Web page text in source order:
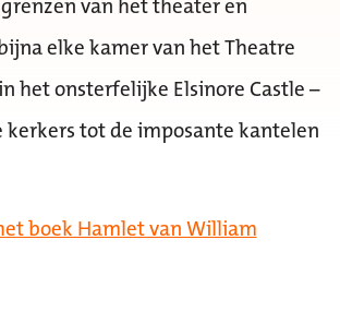
elke kamer van het Theatre
het onsterfelijke Elsinore Castle –
kerkers tot de imposante kantelen
boek Hamlet van William